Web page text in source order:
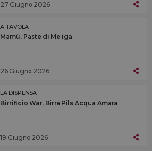
27 Giugno 2026
A TAVOLA
Mamù, Paste di Meliga
26 Giugno 2026
LA DISPENSA
Birrificio War, Birra Pils Acqua Amara
19 Giugno 2026